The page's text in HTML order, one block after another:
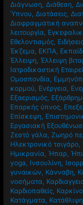
Διάγνωση, Διάθεση,
Ύπνου, Διατάσεις,
Διαφραγματική
λειτουργία,
Εθελοντισμός,
Έκζεμα, ΕΚΠΑ,
Έλλειψη,Έλλειψη
Ιατροδικαστική
Ομοσπονδία,
κορμού, Ενέργεια,
Εξαερισμός,
Επαρκής ύπνος,
Επίσκεψη,
Εργασιακή
Ζεστό γάλα,Ζωηρό
Ηλεκτρονικό τσιγάρο,
Ημικρανία, Ήπαρ,
yoga, Ινσουλίνη,
γυναικών, Κάνναβη,
νοσήματα,
Καρδιοπαθείς,
Κατάγματα, Κατάθλιψη